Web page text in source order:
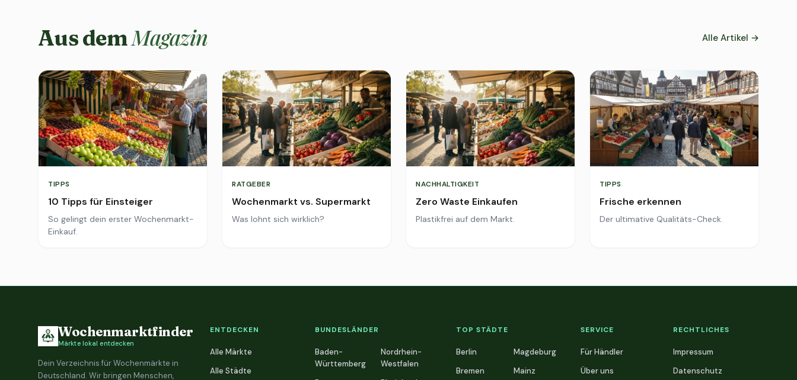
Aus demMagazin Alle Artikel →
TIPPS
10 Tipps für Einsteiger
So gelingt dein erster Wochenmarkt-
Einkauf.
RATGEBER
Wochenmarkt vs. Supermarkt
Was lohnt sich wirklich?
NACHHALTIGKEIT
Zero Waste Einkaufen
Plastikfrei auf dem Markt.
TIPPS
Frische erkennen
Der ultimative Qualitäts-Check.
Wochenmarktfinder
Märkte lokal entdecken
Dein Verzeichnis für Wochenmärkte in
Deutschland. Wir bringen Menschen,
ENTDECKEN
Alle Märkte
Alle Städte
BUNDESLÄNDER
Baden-
Württemberg
Nordrhein-
Westfalen
TOP STÄDTE
Berlin
Bremen
Magdeburg
Mainz
SERVICE
Für Händler
Über uns
RECHTLICHES
Impressum
Datenschutz